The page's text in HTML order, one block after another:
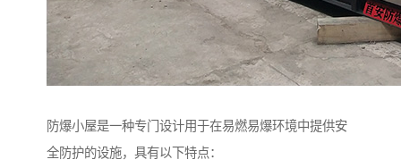
防爆小屋是一种专门设计用于在易燃易爆环境中提供安
全防护的设施，具有以下特点：